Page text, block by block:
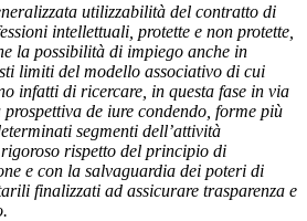
utilizzabilità del contratto di
intellettuali, protette e non protette,
la possibilità di impiego anche in
limiti del modello associativo di cui
infatti di ricercare, in questa fase in via
de iure condendo, forme più
segmenti dell’attività
rispetto del principio di
e con la salvaguardia dei poteri di
finalizzati ad assicurare trasparenza e